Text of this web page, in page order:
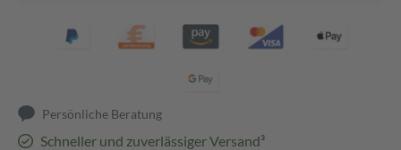
Persönliche Beratung
Schneller und zuverlässiger Versand³